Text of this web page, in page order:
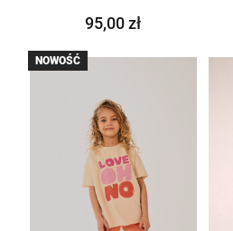
95,00 zł
NOWOŚĆ